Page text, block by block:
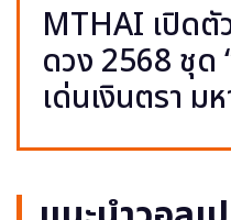
MTHAI เปิดตั
ดวง 2568 ชุด
เด่นเงินตรา ม